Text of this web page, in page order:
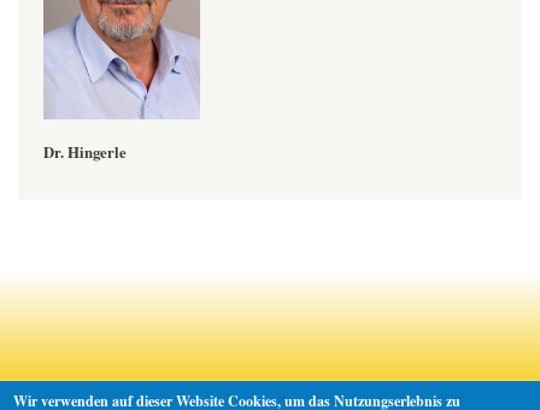
Dr. Hingerle
Wir verwenden auf dieser Website Cookies, um das Nutzungserlebnis zu